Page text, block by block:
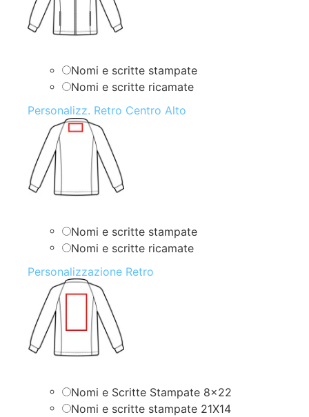
Nomi e scritte stampate
Nomi e scritte ricamate
Personalizz. Retro Centro Alto
Nomi e scritte stampate
Nomi e scritte ricamate
Personalizzazione Retro
Nomi e Scritte Stampate 8×22
Nomi e scritte stampate 21X14